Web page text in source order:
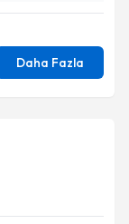
Daha Fazla